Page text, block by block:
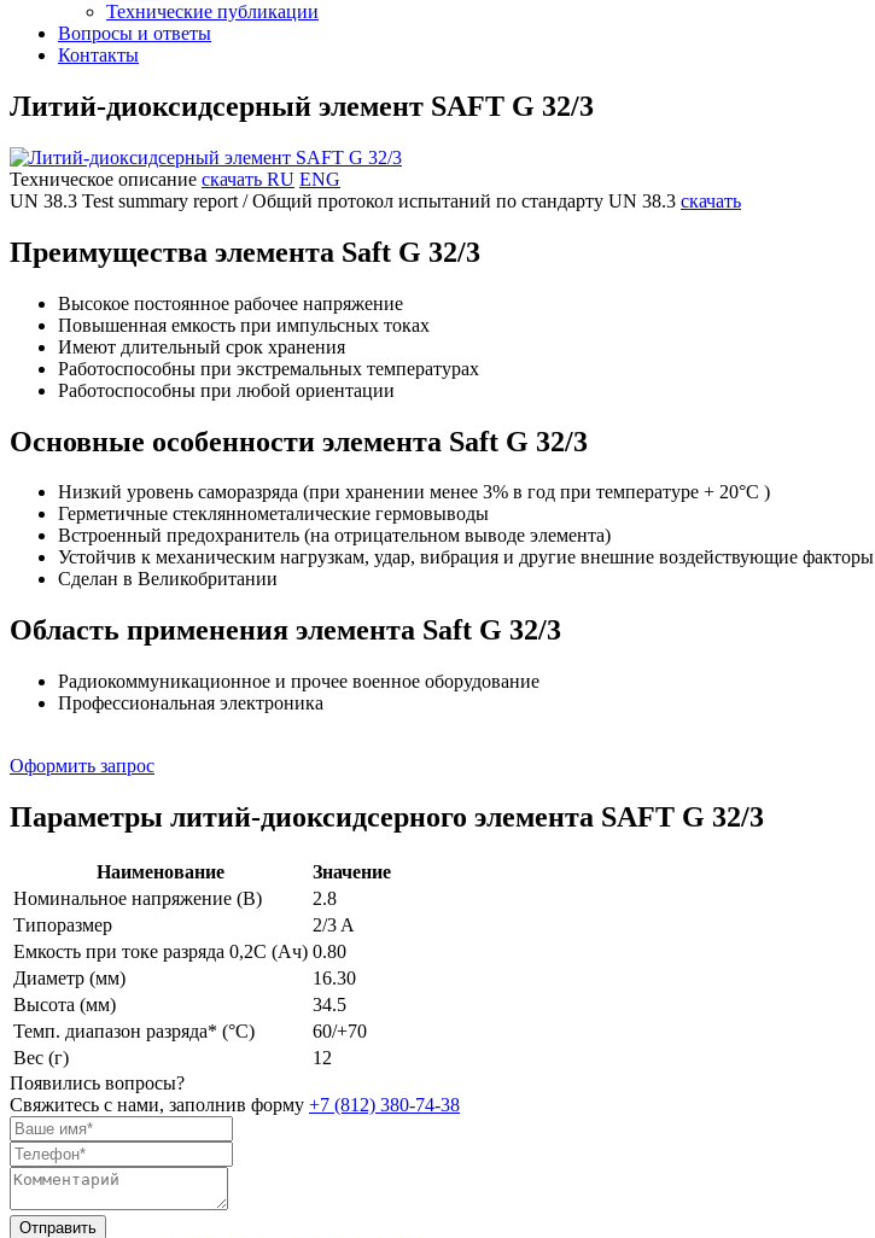
Технические публикации
Вопросы и ответы
Контакты
Литий-диоксидсерный элемент SAFT G 32/3
Техническое описание скачать RU ENG
UN 38.3 Test summary report / Общий протокол испытаний по стандарту UN 38.3 скачать
Преимущества элемента Saft G 32/3
Высокое постоянное рабочее напряжение
Повышенная емкость при импульсных токах
Имеют длительный срок хранения
Работоспособны при экстремальных температурах
Работоспособны при любой ориентации
Основные особенности элемента Saft G 32/3
Низкий уровень саморазряда (при хранении менее 3% в год при температуре + 20°C )
Герметичные стекляннометалические гермовыводы
Встроенный предохранитель (на отрицательном выводе элемента)
Устойчив к механическим нагрузкам, удар, вибрация и другие внешние воздействующие факторы
Сделан в Великобритании
Область применения элемента Saft G 32/3
Радиокоммуникационное и прочее военное оборудование
Профессиональная электроника
Оформить запрос
Параметры литий-диоксидсерного элемента SAFT G 32/3
Наименование
Значение
Номинальное напряжение (В)
2.8
Типоразмер
2/3 A
Емкость при токе разряда 0,2С (Ач) 0.80
Диаметр (мм)
16.30
Высота (мм)
34.5
Темп. диапазон разряда* (°C)
60/+70
Вес (г)
12
Появились вопросы?
Свяжитесь с нами, заполнив форму +7 (812) 380-74-38